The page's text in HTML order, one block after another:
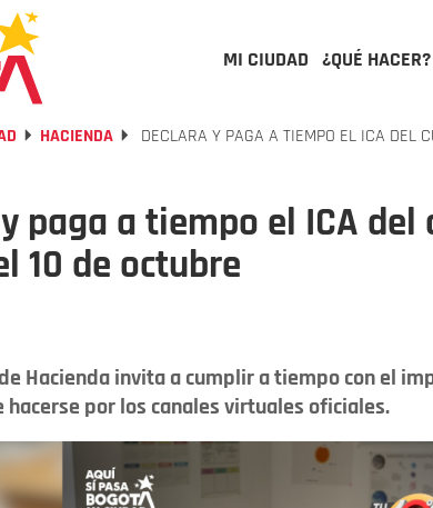
MI CIUDAD ¿QUÉ HACER?
HACIENDA DECLARA Y PAGA A TIEMPO EL ICA DEL
paga a tiempo el ICA
10 de octubre
Hacienda invita a cumplir a tiempo con el
por los canales virtuales oficiales.